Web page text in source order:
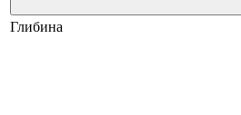
Глибина